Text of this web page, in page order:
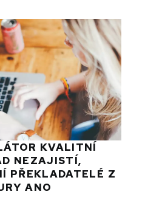
KVALITNÍ
NEZAJISTÍ,
PŘEKLADATELÉ Z
ANO